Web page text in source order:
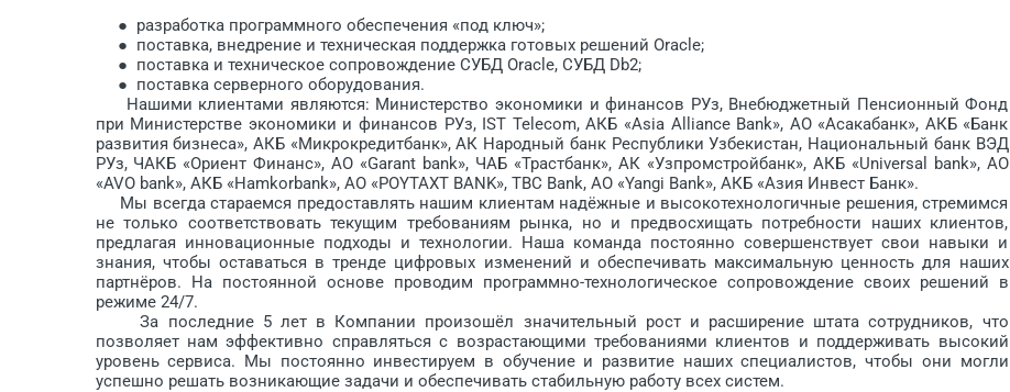
● разработка программного обеспечения «под ключ»;
● поставка, внедрение и техническая поддержка готовых решений Oracle;
● поставка и техническое сопровождение СУБД Oracle, СУБД Db2;
● поставка серверного оборудования.
Нашими клиентами являются: Министерство экономики и финансов РУз, Внебюджетный Пенсионный Фонд
при Министерстве экономики и финансов РУз, IST Telecom, АКБ «Asia Alliance Bank», АО «Асакабанк», АКБ «Банк
развития бизнеса», АКБ «Микрокредитбанк», АК Народный банк Республики Узбекистан, Национальный банк ВЭД
РУз, ЧАКБ «Ориент Финанс», АО «Garant bank», ЧАБ «Трастбанк», АК «Узпромстройбанк», АКБ «Universal bank», АО
«AVO bank», АКБ «Hamkorbank», АО «POYTAXT BANK», TBC Bank, АО «Yangi Bank», АКБ «Азия Инвест Банк».
Мы всегда стараемся предоставлять нашим клиентам надёжные и высокотехнологичные решения, стремимся
не только соответствовать текущим требованиям рынка, но и предвосхищать потребности наших клиентов,
предлагая инновационные подходы и технологии. Наша команда постоянно совершенствует свои навыки и
знания, чтобы оставаться в тренде цифровых изменений и обеспечивать максимальную ценность для наших
партнёров. На постоянной основе проводим программно-технологическое сопровождение своих решений в
режиме 24/7.
За последние 5 лет в Компании произошёл значительный рост и расширение штата сотрудников, что
позволяет нам эффективно справляться с возрастающими требованиями клиентов и поддерживать высокий
уровень сервиса. Мы постоянно инвестируем в обучение и развитие наших специалистов, чтобы они могли
успешно решать возникающие задачи и обеспечивать стабильную работу всех систем.